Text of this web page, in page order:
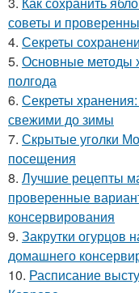
советы и
4. Секреты
5. Основные методы
полгода
6. Секреты хранения:
свежими до зимы
7. Скрытые уголки
посещения
8. Лучшие рецепты
проверенные
консервирования
9. Закрутки огурцов
домашнего
10. Расписание